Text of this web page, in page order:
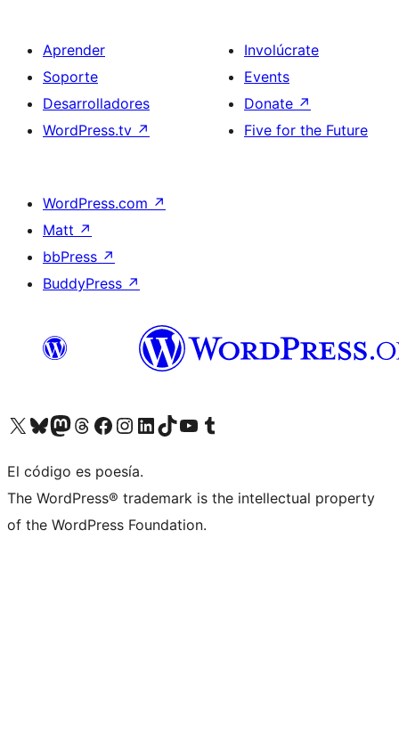
Aprender
Soporte
Desarrolladores
WordPress.tv ↗
Involúcrate
Events
Donate ↗
Five for the Future
WordPress.com ↗
Matt ↗
bbPress ↗
BuddyPress ↗
Visit our X (formerly Twitter) account
Visit our Bluesky account
Visit our Mastodon account
Visit our Threads account
Visita nuestra página de Facebook
Visita nuestra cuenta de Instagram
Visita nuestra cuenta de LinkedIn
Visit our TikTok account
Visita nuestro canal de YouTube
Visit our Tumblr account
El código es poesía.
The WordPress® trademark is the intellectual property
of the WordPress Foundation.